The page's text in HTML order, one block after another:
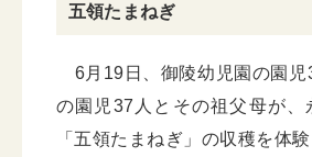
五領たまねぎ
6月19日、御陵幼児園の園児
の園児37人とその祖父母が、
「五領たまねぎ」の収穫を体